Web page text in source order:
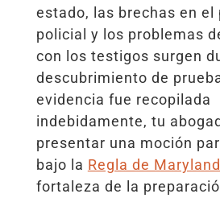
estado, las brechas en
policial y los problemas
con los testigos surgen
descubrimiento de
evidencia fue recopilada
indebidamente, tu
presentar una moción
bajo la Regla de
fortaleza de la